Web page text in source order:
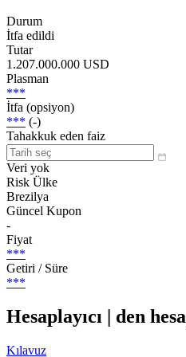
Durum
İtfa edildi
Tutar
1.207.000.000 USD
Plasman
***
İtfa (opsiyon)
*** (-)
Tahakkuk eden faiz
Veri yok
Risk Ülke
Brezilya
Güncel Kupon
-
Fiyat
***
Getiri / Süre
***
Hesaplayıcı | den
Kılavuz